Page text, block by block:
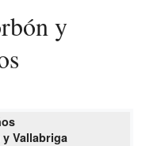
Vallabriga